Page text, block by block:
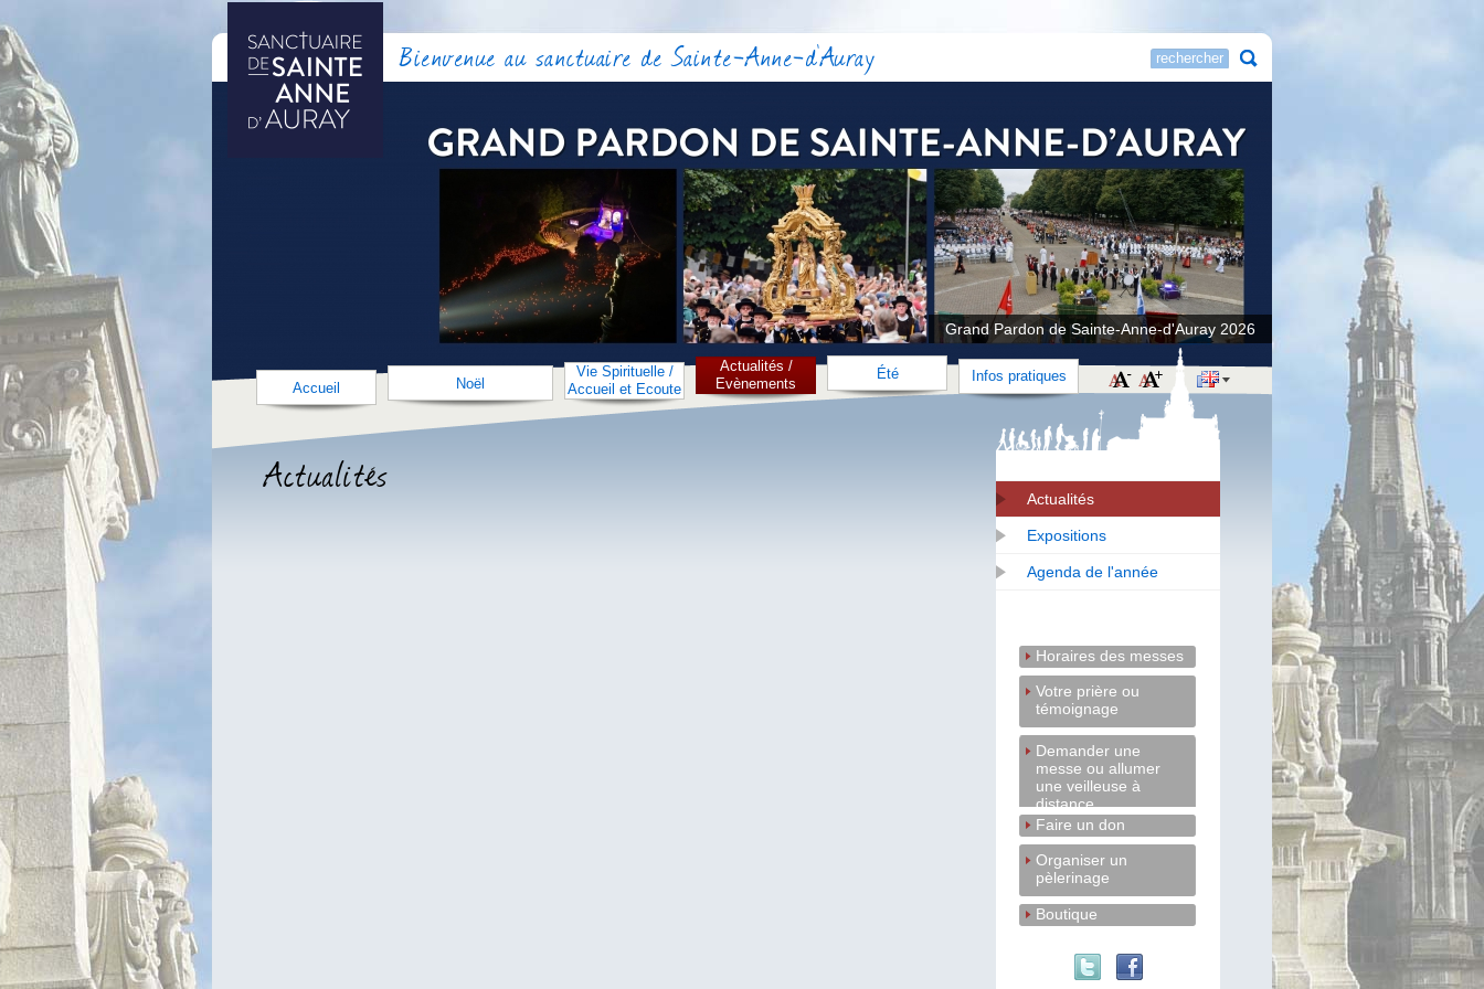
Bienvenue au sanctuaire de Sainte-Anne-d'Auray
Grand Pardon de Sainte-Anne-d'Auray 2026
Accueil Noël
Vie Spirituelle /
Accueil et Ecoute
Actualités /
Evènements
Été Infos pratiques
Actualités
Expositions
Agenda de l'année
Horaires des messes
Votre prière ou
témoignage
Demander une
messe ou allumer
une veilleuse à
distance
Faire un don
Organiser un
pèlerinage
Boutique
Actualités